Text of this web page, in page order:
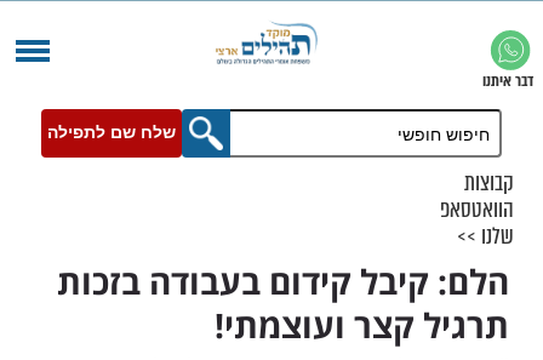
שלח שם לתפילה